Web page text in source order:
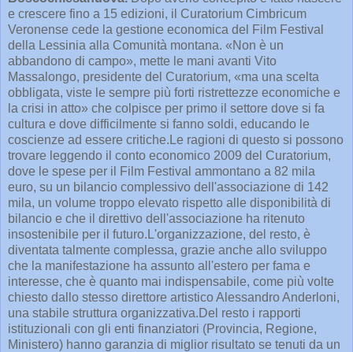
e crescere fino a 15 edizioni, il Curatorium Cimbricum
Veronense cede la gestione economica del Film Festival
della Lessinia alla Comunità montana. «Non è un
abbandono di campo», mette le mani avanti Vito
Massalongo, presidente del Curatorium, «ma una scelta
obbligata, viste le sempre più forti ristrettezze economiche e
la crisi in atto» che colpisce per primo il settore dove si fa
cultura e dove difficilmente si fanno soldi, educando le
coscienze ad essere critiche.Le ragioni di questo si possono
trovare leggendo il conto economico 2009 del Curatorium,
dove le spese per il Film Festival ammontano a 82 mila
euro, su un bilancio complessivo dell'associazione di 142
mila, un volume troppo elevato rispetto alle disponibilità di
bilancio e che il direttivo dell'associazione ha ritenuto
insostenibile per il futuro.L'organizzazione, del resto, è
diventata talmente complessa, grazie anche allo sviluppo
che la manifestazione ha assunto all'estero per fama e
interesse, che è quanto mai indispensabile, come più volte
chiesto dallo stesso direttore artistico Alessandro Anderloni,
una stabile struttura organizzativa.Del resto i rapporti
istituzionali con gli enti finanziatori (Provincia, Regione,
Ministero) hanno garanzia di miglior risultato se tenuti da un